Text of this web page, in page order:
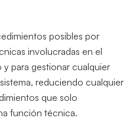
posibles por
involucradas en el
para gestionar cualquier
reduciendo cualquier
que solo
función técnica.